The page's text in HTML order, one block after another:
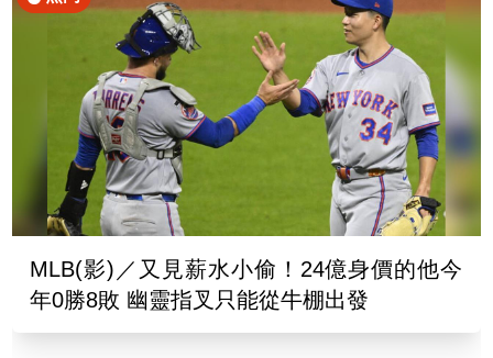
MLB(影)／又見薪水小偷！24億身價的他今
年0勝8敗 幽靈指叉只能從牛棚出發